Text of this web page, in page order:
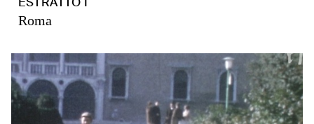
Roma